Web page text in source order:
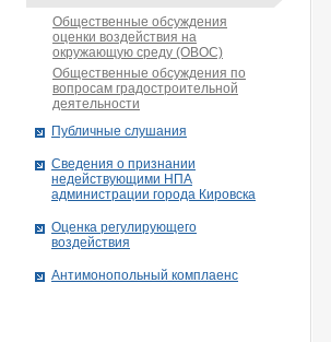
Общественные обсуждения
оценки воздействия на
окружающую среду (ОВОС)
Общественные обсуждения по
вопросам градостроительной
деятельности
Публичные слушания
Сведения о признании
недействующими НПА
администрации города Кировскa
Оценка регулирующего
воздействия
Антимонопольный комплаенс